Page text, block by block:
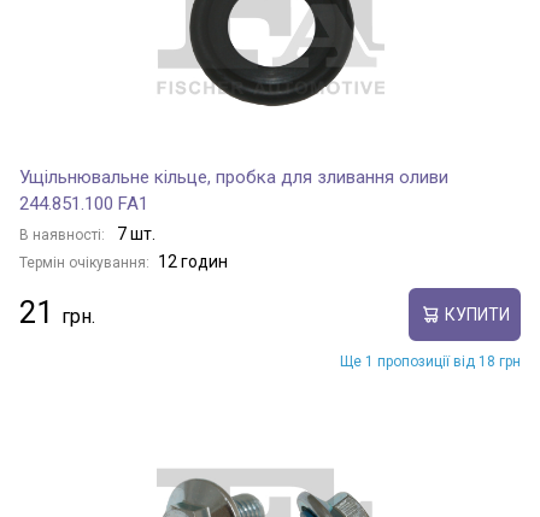
Ущільнювальне кільце, пробка для зливання оливи
244.851.100 FA1
В наявності: 7 шт.
Термін очікування: 12 годин
21 КУПИТИ
Ще 1 пропозиції від 18 грн